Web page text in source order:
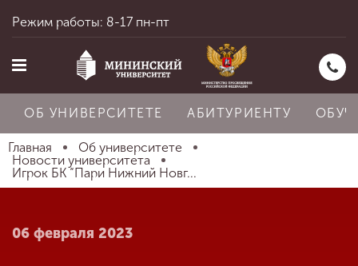
Главная
Режим работы: 8-17 пн-пт
ОБ УНИВЕРСИТЕТЕ АБИТУРИЕНТУ
Главная
Об университете
Новости университета
Игрок БК “Пари Нижний Новг...
06 февраля 2023